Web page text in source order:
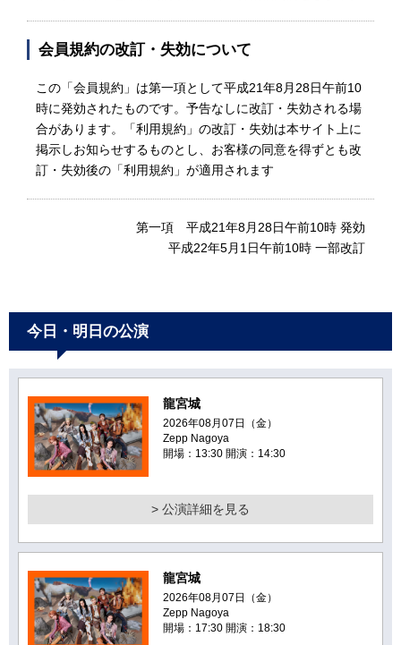
会員規約の改訂・失効について
この「会員規約」は第一項として平成21年8月28日午前10
時に発効されたものです。予告なしに改訂・失効される場
合があります。「利用規約」の改訂・失効は本サイト上に
掲示しお知らせするものとし、お客様の同意を得ずとも改
訂・失効後の「利用規約」が適用されます
第一項 平成21年8月28日午前10時 発効
平成22年5月1日午前10時 一部改訂
今日・明日の公演
龍宮城
2026年08月07日（金）
Zepp Nagoya
開場：13:30 開演：14:30
> 公演詳細を見る
龍宮城
2026年08月07日（金）
Zepp Nagoya
開場：17:30 開演：18:30